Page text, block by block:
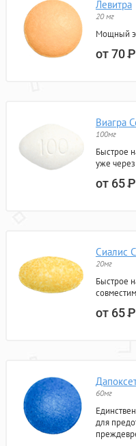
Левитра
20 мг
Мощный
от 70Р
Виагра
100мг
Быстрое
уже
от 65Р
Сиалис
20мг
Быстрое
от 65Р
60мг
для